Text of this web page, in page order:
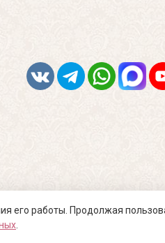
его работы. Продолжая